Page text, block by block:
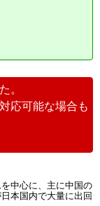
。
応可能な場合も
中心に、主に中国の
本国内で大量に出回